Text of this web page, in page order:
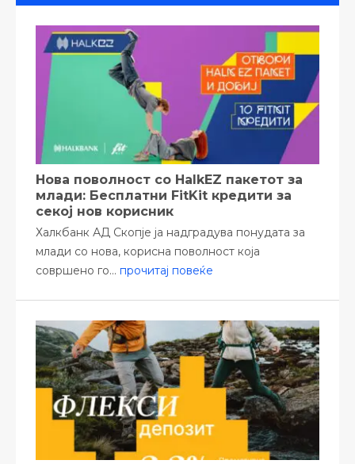
Нова поволност со HalkEZ пакетот за
млади: Бесплатни FitKit кредити за
секој нов корисник
Халкбанк АД Скопје ја надградува понудата за
млади со нова, корисна поволност која
совршено го... прочитај повеќе